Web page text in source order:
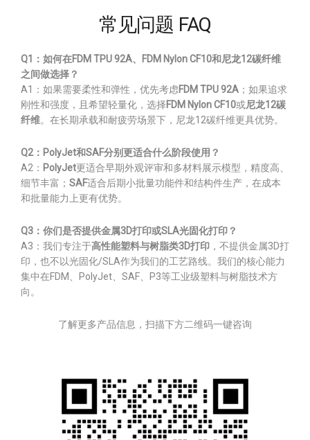
常见问题 FAQ
Q1：如何在FDM TPU 92A、FDM Nylon CF10和尼龙12碳纤维
之间做选择？
A1：如果需要柔性和弹性，优先考虑FDM TPU 92A ；如果追求
刚性和强度，且希望轻量化，选择FDM Nylon CF10或尼龙12碳
纤维。在长期承载和耐疲劳场景下，尼龙12碳纤维更具优势。
Q2：PolyJet和SAF分别更适合什么阶段使用？
A2： PolyJet更适合早期外观评审和多材料展示模型，精度高、
细节丰富； SAF适合后期小批量功能件和结构件生产，在成本
和批量能力上更有优势。
Q3：你们是否提供金属3D打印或SLA光固化打印？
A3：我们专注于高性能塑料与树脂类3D打印 ，不提供金属3D打
印，也不以光固化/SLA作为我们的工艺路线。我们的核心能力
集中在FDM、PolyJet、SAF、P3等工业级塑料与树脂技术方
向。
了解更多产品信息，扫描下方二维码一键咨询